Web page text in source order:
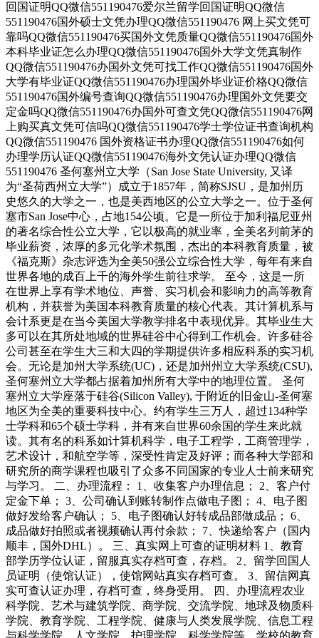
回国证明QQ微信551190476爱尔兰留学回国证明QQ微信
551190476国外硕士文凭办理QQ微信551190476 网上买文凭可
靠吗QQ微信551190476买国外文凭质量QQ微信551190476国外
本科毕业证怎么办理QQ微信551190476国外大学文凭真制作
QQ微信551190476办国外文凭可找工作QQ微信551190476国外
大学有毕业证QQ微信551190476办理国外毕业证价格QQ微信
551190476国外编号查询QQ微信551190476办理国外文凭要交
定金吗QQ微信551190476办国外可查文凭QQ微信551190476网
上购买真文凭可信吗QQ微信551190476学士学位证书查询机构
QQ微信551190476 国外资格证书办理QQ微信551190476如何
办理学历认证QQ微信551190476海外文凭认证办理QQ微信
551190476 圣何塞州立大学（San Jose State University, 又译
为“圣荷西州立大学”）成立于1857年，简称SJSU，是加州历
史悠久的大学之一，也是美西地区的公立大学之一。位于圣何
塞市San Jose中心，占地154公顷。它是一所位于加利福尼亚州
的著名综合性公立大学，它以极高的就业率，全美名列前茅的
毕业薪资，浓厚的多元化学术氛围，杰出的本科教育质量，被
《福克斯》杂志评选为全美50强公立综合性大学，每年有来自
世界各地的成百上千的海外学生前往求学。 至今，这是一所
在世界上享有学术地位、声誉、实习机会和影响力的高等教育
机构，并获誉为美国本科教育质量的核心代表。其计算机系与
会计系更是在当今美国大学教学排名中表现优异。其毕业生大
多可以在其所处地域的世界硅谷中心得到工作机会。许多硅谷
公司甚至在学生大三和大四的学期提供许多相应科系的实习机
会。无论是加州大学系统(UC)，还是加州州立大学系统(CSU),
圣何塞州立大学都占据着加州所有大学中的地理位置。 圣何
塞州立大学座落于硅谷(Silicon Valley), 于附近的旧金山-圣何塞
地区为全美的重要科技中心。约有学生三万人，超过134种学
士学科和65个硕士学科，并有来自世界60余国的学生来此就
读。其有名的科系如计算机科学，电子工程学，工商管理学，
艺术设计，和航空学等，深受性肯定及好评；而各种大学部和
研究所的商学课程也吸引了众多不同国家的专业人士前来研究
与学习。 二、办理流程： 1、收集客户办理信息； 2、客户付
定金下单； 3、公司确认到账转制作点做电子图； 4、电子图
做好发给客户确认； 5、电子图确认好转成品部做成品； 6、
成品做好拍照或者视频确认再付余款； 7、快递给客户（国内
顺丰，国外DHL）。 三、真实网上可查的证明材料 1、教育
部学历学位认证，留服真实存档可查，存档。 2、留学回国人
员证明（使馆认证），使馆网站真实存档可查。 3、留信网真
实可查认证办理，存档可查，终身受用。 四、办理流程农业
科学院、艺术与建筑学院、商学院、交流学院、地球及物质科
学院、教育学院、工程学院、健康与人类发展学院、信息工程